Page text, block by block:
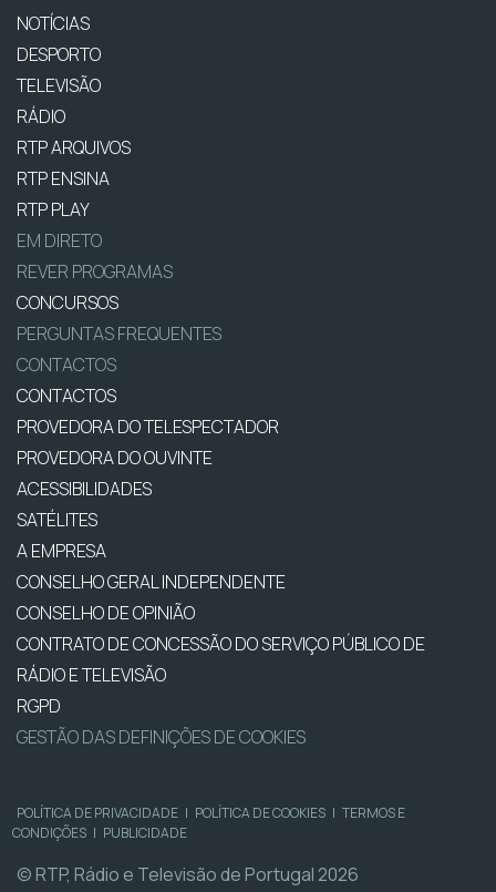
NOTÍCIAS
DESPORTO
TELEVISÃO
RÁDIO
RTP ARQUIVOS
RTP ENSINA
RTP PLAY
EM DIRETO
REVER PROGRAMAS
CONCURSOS
PERGUNTAS FREQUENTES
CONTACTOS
CONTACTOS
PROVEDORA DO TELESPECTADOR
PROVEDORA DO OUVINTE
ACESSIBILIDADES
SATÉLITES
A EMPRESA
CONSELHO GERAL INDEPENDENTE
CONSELHO DE OPINIÃO
CONTRATO DE CONCESSÃO DO SERVIÇO PÚBLICO DE
RÁDIO E TELEVISÃO
RGPD
GESTÃO DAS DEFINIÇÕES DE COOKIES
POLÍTICA DE PRIVACIDADE | POLÍTICA DE COOKIES | TERMOS E
CONDIÇÕES | PUBLICIDADE
© RTP, Rádio e Televisão de Portugal 2026